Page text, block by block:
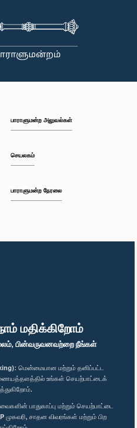
மதிக்கிறோம்
பின்வருவனவற்றை நீங்கள்
மென்மையான மற்றும் தனிப்பட்ட
உங்கள் செயற்பாட்டைக்
பாதுகாப்பு மற்றும் செயற்பாட்டை
முகவரி, சாதன விவரங்கள் மற்றும் பிற
பாராளுமன்ற அலுவல்கள்
செயலகம்
பாராளுமன்ற நேரலை